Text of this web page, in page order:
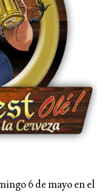
6 de mayo en el